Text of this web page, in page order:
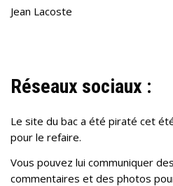
Jean Lacoste
Réseaux sociaux :
Le site du bac a été piraté cet
pour le refaire.
Vous pouvez lui communiquer
commentaires et des photos